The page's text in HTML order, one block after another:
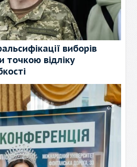
виборів
точкою відліку